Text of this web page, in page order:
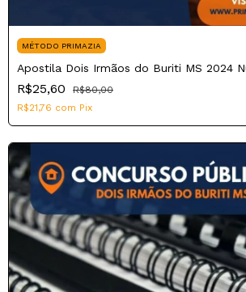
MÉTODO PRIMAZIA
Apostila Dois Irmãos do Buriti MS 2024
R$25,60
R$80,00
R$21,76 com Pix